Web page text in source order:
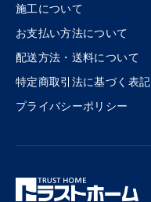
施工について
お支払い方法について
配送方法・送料について
特定商取引法に基づく表記
プライバシーポリシー